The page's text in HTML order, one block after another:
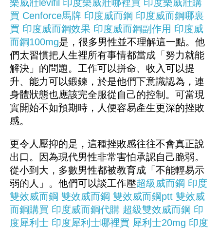
樂威壯levifil 印度樂威壯哪裡買 印度樂威壯購
買 Cenforce馬牌 印度威而鋼 印度威而鋼哪裏
買 印度威而鋼效果 印度威而鋼副作用 印度威
而鋼100mg是，很多男性並不理解這一點。他
們太習慣把人生裡所有事情都當成「努力就能
解決」的問題。工作可以拼命、收入可以提
升、能力可以鍛鍊，於是他們下意識認為，連
身體狀態也應該完全服從自己的控制。可當現
實開始不如預期時，人便容易產生更深的挫敗
感。
更令人壓抑的是，這種挫敗感往往不會真正說
出口。因為現代男性非常害怕承認自己脆弱。
從小到大，多數男性都被教育成「不能輕易示
弱的人」。他們可以談工作壓超級威而鋼 印度
雙效威而鋼 雙效威而鋼 雙效威而鋼ptt 雙效威
而鋼購買 印度威而鋼代購 超級雙效威而鋼 印
度犀利士 印度犀利士哪裡買 犀利士20mg 印度